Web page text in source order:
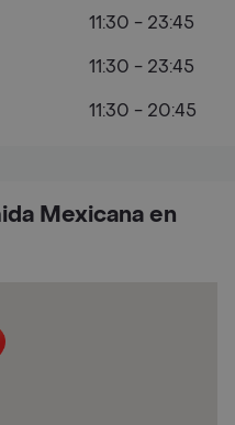
Mexicana en
11:30 - 23:45
11:30 - 23:45
11:30 - 20:45